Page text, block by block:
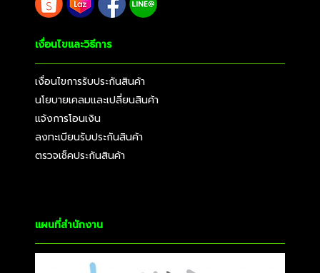
เงื่อนไขและวิธีการ
เงื่อนไขการรับประกันสินค้า
นโยบายเคลมและเปลี่ยนสินค้า
แจ้งการโอนเงิน
ลงทะเบียนรับประกันสินค้า
ตรวจเช็คประกันสินค้า
แผนที่สำนักงาน